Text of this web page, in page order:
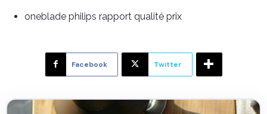
oneblade philips rapport qualité prix
Facebook Twitter